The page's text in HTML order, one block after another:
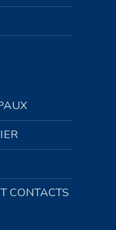
CONTACTS